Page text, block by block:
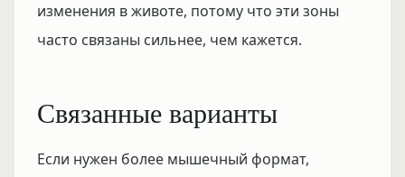
изменения в животе, потому что эти зоны
часто связаны сильнее, чем кажется.
Связанные варианты
Если нужен более мышечный формат,